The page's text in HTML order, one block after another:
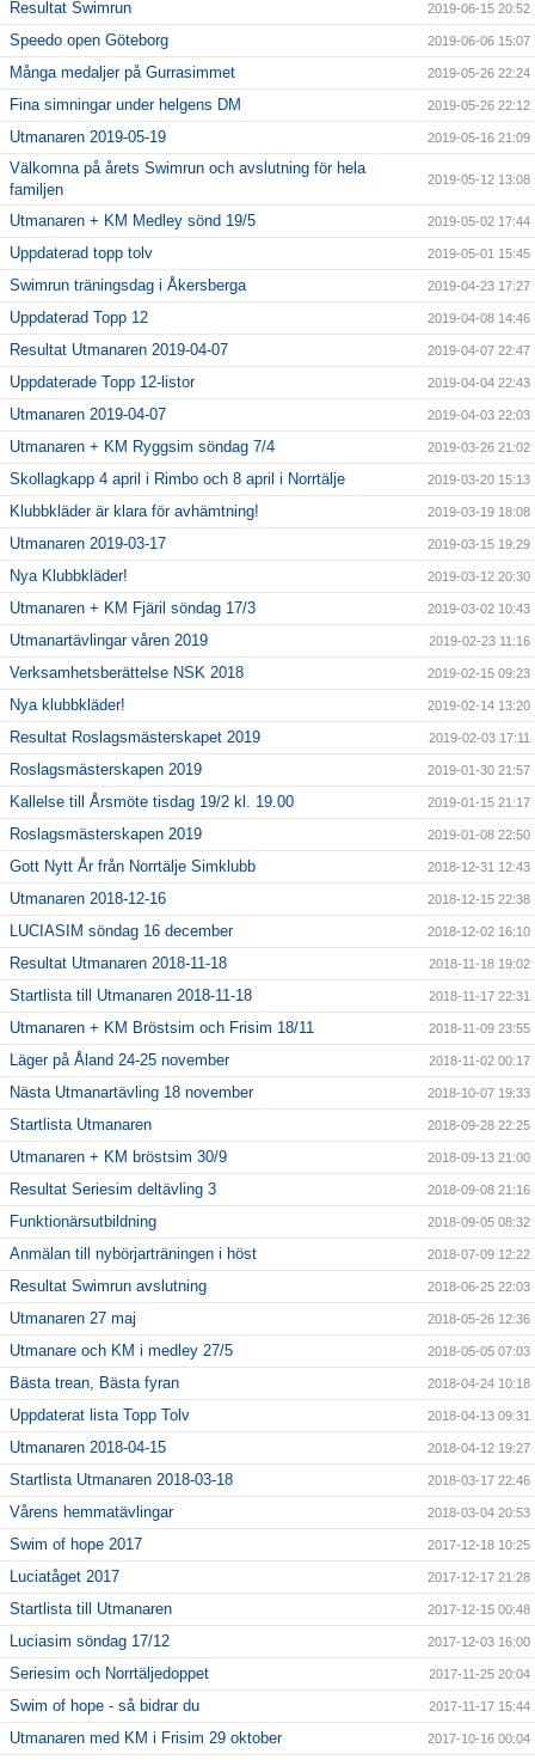
Resultat Swimrun 2019-06-15 20:52
Speedo open Göteborg 2019-06-06 15:07
Många medaljer på Gurrasimmet 2019-05-26 22:24
Fina simningar under helgens DM 2019-05-26 22:12
Utmanaren 2019-05-19 2019-05-16 21:09
Välkomna på årets Swimrun och avslutning för hela
familjen
2019-05-12 13:08
Utmanaren + KM Medley sönd 19/5 2019-05-02 17:44
Uppdaterad topp tolv 2019-05-01 15:45
Swimrun träningsdag i Åkersberga 2019-04-23 17:27
Uppdaterad Topp 12 2019-04-08 14:46
Resultat Utmanaren 2019-04-07 2019-04-07 22:47
Uppdaterade Topp 12-listor 2019-04-04 22:43
Utmanaren 2019-04-07 2019-04-03 22:03
Utmanaren + KM Ryggsim söndag 7/4 2019-03-26 21:02
Skollagkapp 4 april i Rimbo och 8 april i Norrtälje 2019-03-20 15:13
Klubbkläder är klara för avhämtning! 2019-03-19 18:08
Utmanaren 2019-03-17 2019-03-15 19:29
Nya Klubbkläder! 2019-03-12 20:30
Utmanaren + KM Fjäril söndag 17/3 2019-03-02 10:43
Utmanartävlingar våren 2019 2019-02-23 11:16
Verksamhetsberättelse NSK 2018 2019-02-15 09:23
Nya klubbkläder! 2019-02-14 13:20
Resultat Roslagsmästerskapet 2019 2019-02-03 17:11
Roslagsmästerskapen 2019 2019-01-30 21:57
Kallelse till Årsmöte tisdag 19/2 kl. 19.00 2019-01-15 21:17
Roslagsmästerskapen 2019 2019-01-08 22:50
Gott Nytt År från Norrtälje Simklubb 2018-12-31 12:43
Utmanaren 2018-12-16 2018-12-15 22:38
LUCIASIM söndag 16 december 2018-12-02 16:10
Resultat Utmanaren 2018-11-18 2018-11-18 19:02
Startlista till Utmanaren 2018-11-18 2018-11-17 22:31
Utmanaren + KM Bröstsim och Frisim 18/11 2018-11-09 23:55
Läger på Åland 24-25 november 2018-11-02 00:17
Nästa Utmanartävling 18 november 2018-10-07 19:33
Startlista Utmanaren 2018-09-28 22:25
Utmanaren + KM bröstsim 30/9 2018-09-13 21:00
Resultat Seriesim deltävling 3 2018-09-08 21:16
Funktionärsutbildning 2018-09-05 08:32
Anmälan till nybörjarträningen i höst 2018-07-09 12:22
Resultat Swimrun avslutning 2018-06-25 22:03
Utmanaren 27 maj 2018-05-26 12:36
Utmanare och KM i medley 27/5 2018-05-05 07:03
Bästa trean, Bästa fyran 2018-04-24 10:18
Uppdaterat lista Topp Tolv 2018-04-13 09:31
Utmanaren 2018-04-15 2018-04-12 19:27
Startlista Utmanaren 2018-03-18 2018-03-17 22:46
Vårens hemmatävlingar 2018-03-04 20:53
Swim of hope 2017 2017-12-18 10:25
Luciatåget 2017 2017-12-17 21:28
Startlista till Utmanaren 2017-12-15 00:48
Luciasim söndag 17/12 2017-12-03 16:00
Seriesim och Norrtäljedoppet 2017-11-25 20:04
Swim of hope - så bidrar du 2017-11-17 15:44
Utmanaren med KM i Frisim 29 oktober 2017-10-16 00:04